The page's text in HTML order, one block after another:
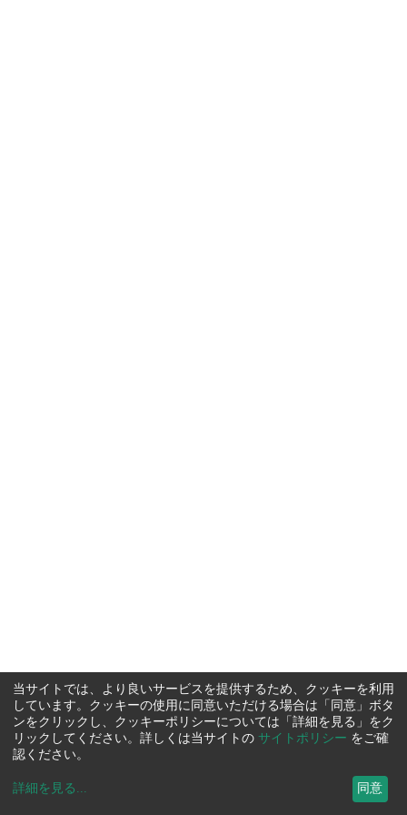
当サイトでは、より良いサービスを提供するため、クッキーを利用
しています。クッキーの使用に同意いただける場合は「同意」ボタ
ンをクリックし、クッキーポリシーについては「詳細を見る」をク
リックしてください。詳しくは当サイトの サイトポリシー をご確
認ください。
詳細を見る ... 同意